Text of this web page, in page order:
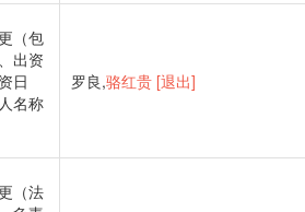
（包
出资
日
名称
罗良,骆红贵 [退出]
（法